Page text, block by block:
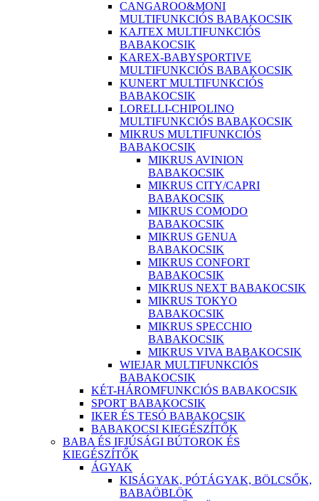
CANGAROO&MONI
MULTIFUNKCIÓS BABAKOCSIK
KAJTEX MULTIFUNKCIÓS
BABAKOCSIK
KAREX-BABYSPORTIVE
MULTIFUNKCIÓS BABAKOCSIK
KUNERT MULTIFUNKCIÓS
BABAKOCSIK
LORELLI-CHIPOLINO
MULTIFUNKCIÓS BABAKOCSIK
MIKRUS MULTIFUNKCIÓS
BABAKOCSIK
MIKRUS AVINION
BABAKOCSIK
MIKRUS CITY/CAPRI
BABAKOCSIK
MIKRUS COMODO
BABAKOCSIK
MIKRUS GENUA
BABAKOCSIK
MIKRUS CONFORT
BABAKOCSIK
MIKRUS NEXT BABAKOCSIK
MIKRUS TOKYO
BABAKOCSIK
MIKRUS SPECCHIO
BABAKOCSIK
MIKRUS VIVA BABAKOCSIK
WIEJAR MULTIFUNKCIÓS
BABAKOCSIK
KÉT-HÁROMFUNKCIÓS BABAKOCSIK
SPORT BABAKOCSIK
IKER ÉS TESÓ BABAKOCSIK
BABAKOCSI KIEGÉSZÍTŐK
BABA ÉS IFJÚSÁGI BÚTOROK ÉS
KIEGÉSZÍTŐK
ÁGYAK
KISÁGYAK, PÓTÁGYAK, BÖLCSŐK,
BABAÖBLÖK